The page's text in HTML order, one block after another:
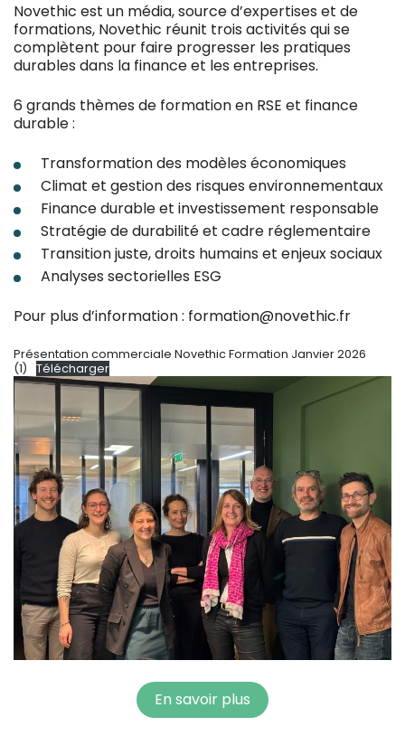
Novethic est un média, source d’expertises et de
formations, Novethic réunit trois activités qui se
complètent pour faire progresser les pratiques
durables dans la finance et les entreprises.
6 grands thèmes de formation en RSE et finance
durable :
Transformation des modèles économiques
Climat et gestion des risques environnementaux
Finance durable et investissement responsable
Stratégie de durabilité et cadre réglementaire
Transition juste, droits humains et enjeux sociaux
Analyses sectorielles ESG
Pour plus d’information : formation@novethic.fr
Présentation commerciale Novethic Formation Janvier 2026
(1)
Télécharger
En savoir plus